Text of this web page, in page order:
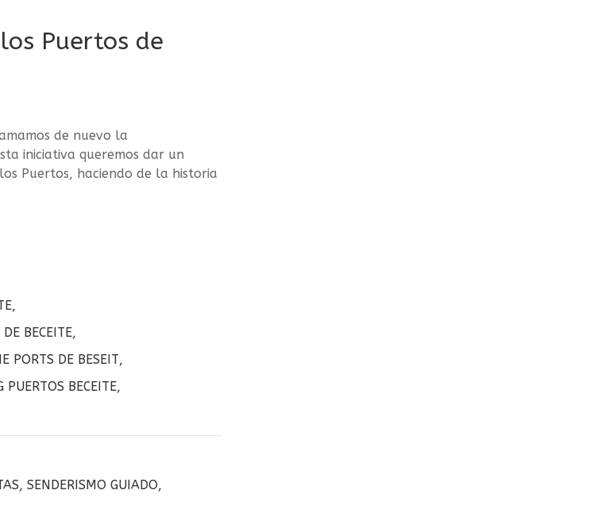
Puertos de
de nuevo la
iniciativa queremos dar un
Puertos, haciendo de la historia
,
BECEITE,
PORTS DE BESEIT,
PUERTOS BECEITE,
, SENDERISMO GUIADO,